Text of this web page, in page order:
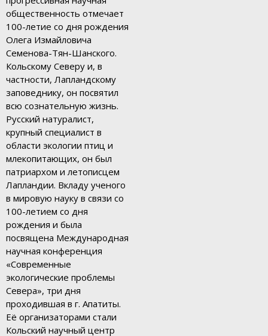
общественность отмечает
100-летие со дня рождения
Олега Измайловича
Семенова-Тян-Шанского.
Кольскому Северу и, в
частности, Лапландскому
заповеднику, он посвятил
всю сознательную жизнь.
Русский натуралист,
крупный специалист в
области экологии птиц и
млекопитающих, он был
патриархом и летописцем
Лапландии. Вкладу ученого
в мировую науку в связи со
100-летием со дня
рождения и была
посвящена Международная
научная конференция
«Современные
экологические проблемы
Севера», три дня
проходившая в г. Апатиты.
Её организаторами стали
Кольский научный центр